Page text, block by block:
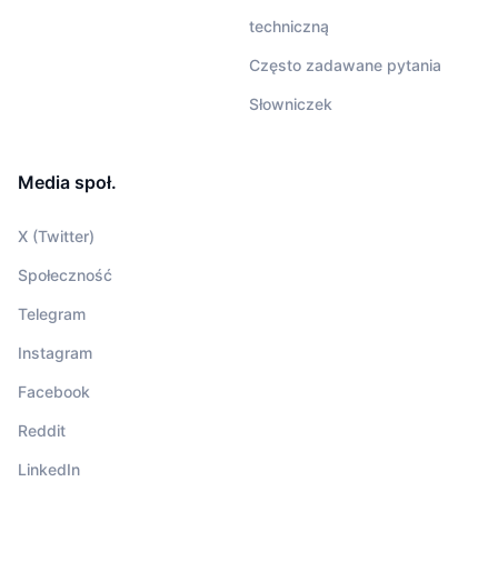
techniczną
Często zadawane pytania
Słowniczek
Media społ.
X (Twitter)
Społeczność
Telegram
Instagram
Facebook
Reddit
LinkedIn